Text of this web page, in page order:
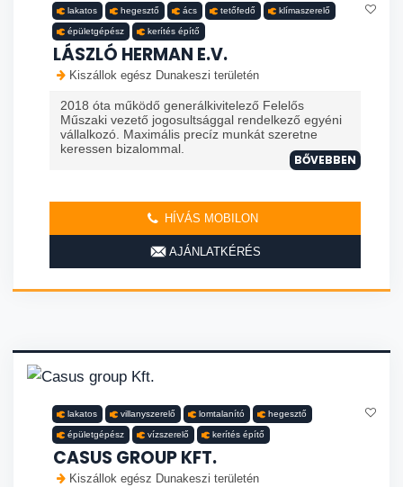
lakatos hegesztő ács tetőfedő klímaszerelő
épületgépész kerítés építő
LÁSZLÓ HERMAN E.V.
Kiszállok egész Dunakeszi területén
2018 óta működő generálkivitelező Felelős
Műszaki vezető jogosultsággal rendelkező egyéni
vállalkozó. Maximális precíz munkát szeretne
keressen bizalommal.
BŐVEBBEN
HÍVÁS MOBILON
AJÁNLATKÉRÉS
lakatos villanyszerelő lomtalanító hegesztő
épületgépész vízszerelő kerítés építő
CASUS GROUP KFT.
Kiszállok egész Dunakeszi területén